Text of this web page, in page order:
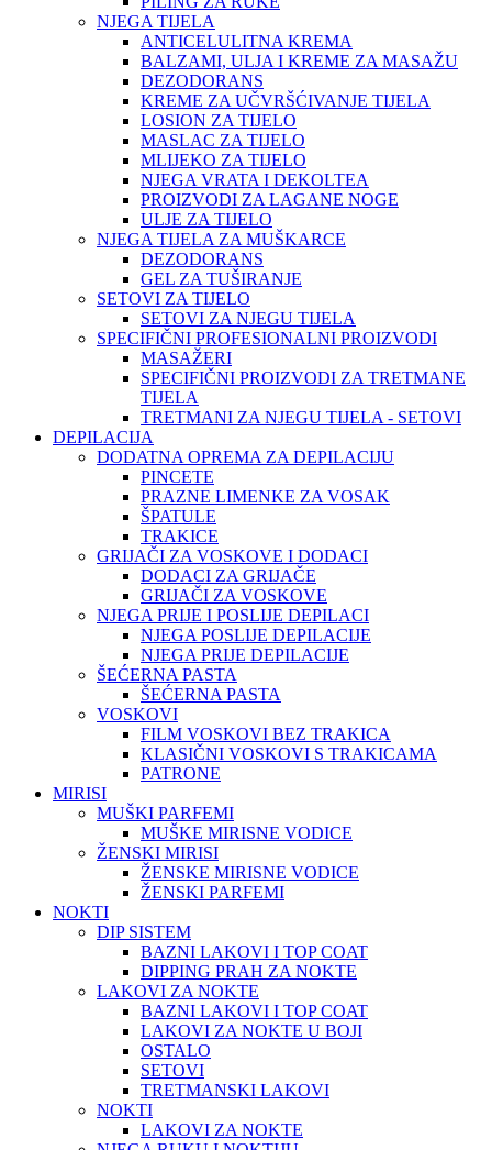
NJEGA TIJELA
ANTICELULITNA KREMA
BALZAMI, ULJA I KREME ZA MASAŽU
DEZODORANS
KREME ZA UČVRŠĆIVANJE TIJELA
LOSION ZA TIJELO
MASLAC ZA TIJELO
MLIJEKO ZA TIJELO
NJEGA VRATA I DEKOLTEA
PROIZVODI ZA LAGANE NOGE
ULJE ZA TIJELO
NJEGA TIJELA ZA MUŠKARCE
DEZODORANS
GEL ZA TUŠIRANJE
SETOVI ZA TIJELO
SETOVI ZA NJEGU TIJELA
SPECIFIČNI PROFESIONALNI PROIZVODI
MASAŽERI
SPECIFIČNI PROIZVODI ZA TRETMANE
TIJELA
TRETMANI ZA NJEGU TIJELA - SETOVI
DEPILACIJA
DODATNA OPREMA ZA DEPILACIJU
PINCETE
PRAZNE LIMENKE ZA VOSAK
ŠPATULE
TRAKICE
GRIJAČI ZA VOSKOVE I DODACI
DODACI ZA GRIJAČE
GRIJAČI ZA VOSKOVE
NJEGA PRIJE I POSLIJE DEPILACI
NJEGA POSLIJE DEPILACIJE
NJEGA PRIJE DEPILACIJE
ŠEĆERNA PASTA
ŠEĆERNA PASTA
VOSKOVI
FILM VOSKOVI BEZ TRAKICA
KLASIČNI VOSKOVI S TRAKICAMA
PATRONE
MIRISI
MUŠKI PARFEMI
MUŠKE MIRISNE VODICE
ŽENSKI MIRISI
ŽENSKE MIRISNE VODICE
ŽENSKI PARFEMI
NOKTI
DIP SISTEM
BAZNI LAKOVI I TOP COAT
DIPPING PRAH ZA NOKTE
LAKOVI ZA NOKTE
BAZNI LAKOVI I TOP COAT
LAKOVI ZA NOKTE U BOJI
OSTALO
SETOVI
TRETMANSKI LAKOVI
NOKTI
LAKOVI ZA NOKTE